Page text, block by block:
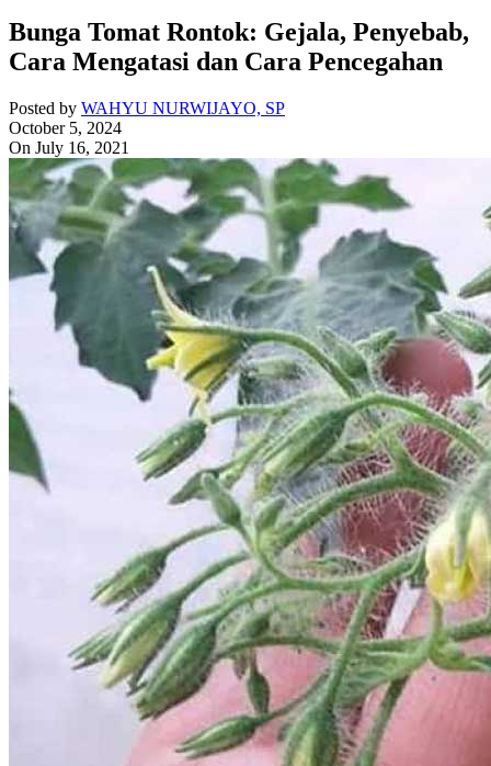
Bunga Tomat Rontok: Gejala, Penyebab,
Cara Mengatasi dan Cara Pencegahan
Posted by WAHYU NURWIJAYO, SP
October 5, 2024
On July 16, 2021